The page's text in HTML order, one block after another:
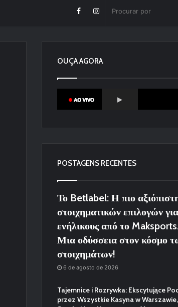
OUÇA AGORA
POSTAGENS RECENTES
Το Betlabel: Η πιο
στοιχηματικών επιλογών για
ενήλικους από το
Μια οδύσσεια στον κόσμο
στοιχημάτων!
6 de agosto de 2026
Tajemnice i Rozrywka: Ekscytujące
przez Wszystkie Kasyna w